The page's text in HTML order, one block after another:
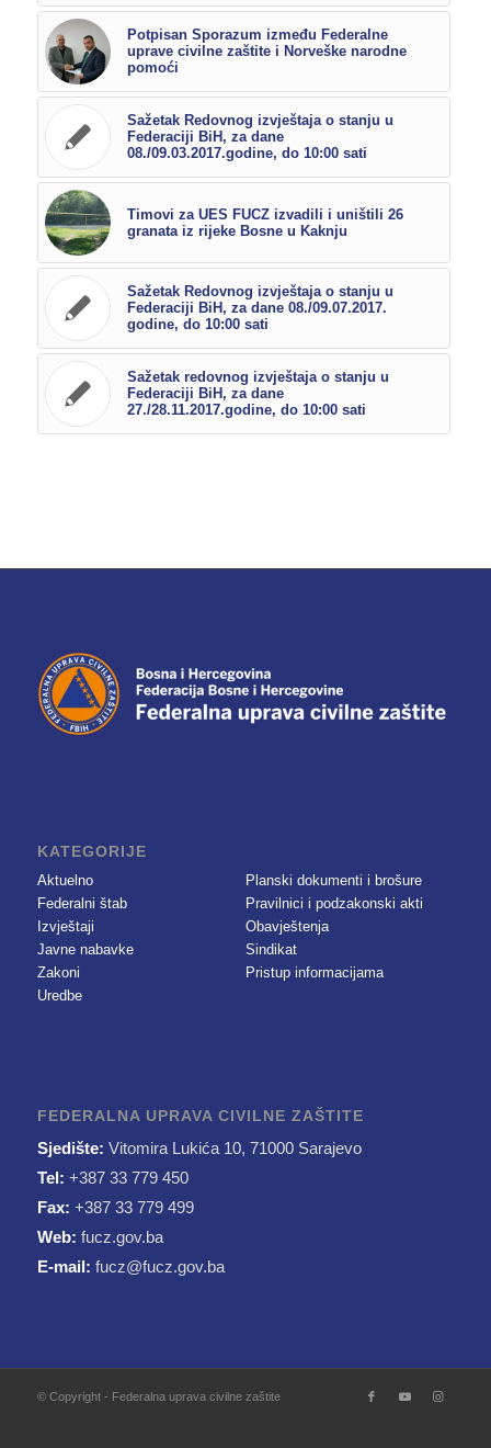
Potpisan Sporazum između Federalne
uprave civilne zaštite i Norveške narodne
pomoći
Sažetak Redovnog izvještaja o stanju u
Federaciji BiH, za dane
08./09.03.2017.godine, do 10:00 sati
Timovi za UES FUCZ izvadili i uništili 26
granata iz rijeke Bosne u Kaknju
Sažetak Redovnog izvještaja o stanju u
Federaciji BiH, za dane 08./09.07.2017.
godine, do 10:00 sati
Sažetak redovnog izvještaja o stanju u
Federaciji BiH, za dane
27./28.11.2017.godine, do 10:00 sati
KATEGORIJE
Aktuelno
Federalni štab
Izvještaji
Javne nabavke
Zakoni
Uredbe
Planski dokumenti i brošure
Pravilnici i podzakonski akti
Obavještenja
Sindikat
Pristup informacijama
FEDERALNA UPRAVA CIVILNE ZAŠTITE
Sjedište: Vitomira Lukića 10, 71000 Sarajevo
Tel: +387 33 779 450
Fax: +387 33 779 499
Web: fucz.gov.ba
E-mail: fucz@fucz.gov.ba
© Copyright - Federalna uprava civilne zaštite